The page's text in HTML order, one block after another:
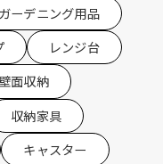
ガーデニング用品
レンジ台
面収納
収納家具
キャスター